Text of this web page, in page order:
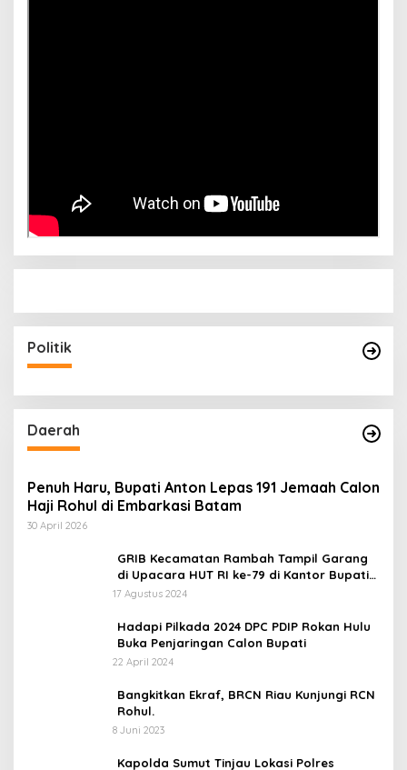
Politik
Daerah
Penuh Haru, Bupati Anton Lepas 191 Jemaah Calon
Haji Rohul di Embarkasi Batam
30 April 2026
GRIB Kecamatan Rambah Tampil Garang
di Upacara HUT RI ke-79 di Kantor Bupati
Rokan Hulu!
17 Agustus 2024
Hadapi Pilkada 2024 DPC PDIP Rokan Hulu
Buka Penjaringan Calon Bupati
22 April 2024
Bangkitkan Ekraf, BRCN Riau Kunjungi RCN
Rohul.
8 Juni 2023
Kapolda Sumut Tinjau Lokasi Polres